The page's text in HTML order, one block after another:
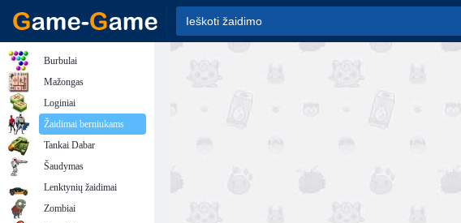
Burbulai
Mažongas
Loginiai
Žaidimai berniukams
Tankai Dabar
Šaudymas
Lenktynių žaidimai
Zombiai